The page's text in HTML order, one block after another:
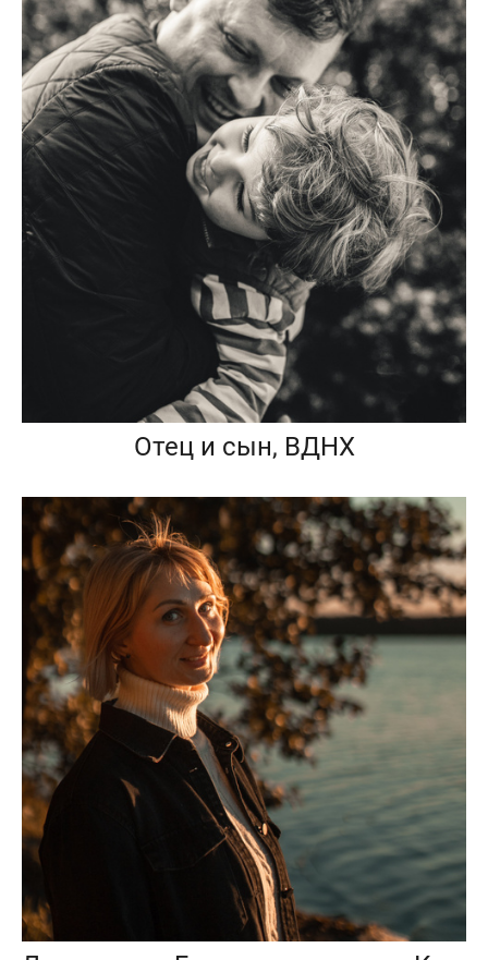
Отец и сын, ВДНХ